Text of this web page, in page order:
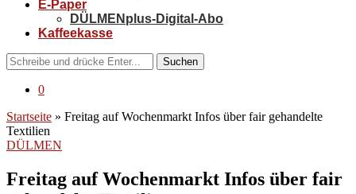
E-Paper
DÜLMENplus-Digital-Abo
Kaffeekasse
Suchen
0
Startseite » Freitag auf Wochenmarkt Infos über fair gehandelte
Textilien
DÜLMEN
Freitag auf Wochenmarkt Infos über fair